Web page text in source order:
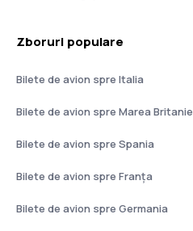
Zboruri populare
Bilete de avion spre Italia
Bilete de avion spre Marea Britanie
Bilete de avion spre Spania
Bilete de avion spre Franţa
Bilete de avion spre Germania